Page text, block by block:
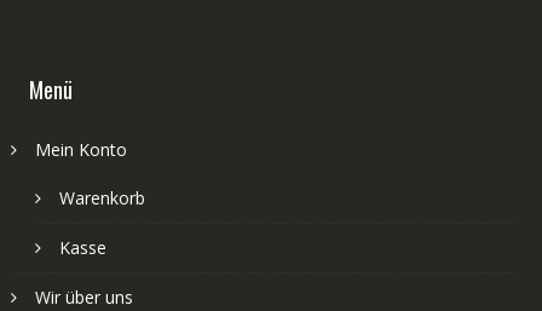
Menü
Mein Konto
Warenkorb
Kasse
Wir über uns